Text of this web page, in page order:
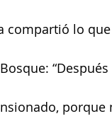
compartió lo